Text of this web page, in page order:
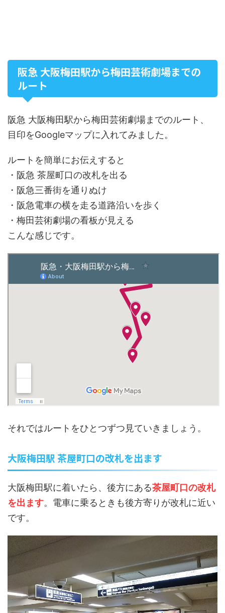
阪急 大阪梅田駅から梅田芸術劇場までの
ルート
阪急 大阪梅田駅から梅田芸術劇場までのルート、
目印をGoogleマップに入れてみました。
ルートを簡単にお伝えすると
・阪急 茶屋町口の改札を出る
・阪急三番街を通りぬけ
・阪急電車の横を走る道路沿いを歩く
・梅田芸術劇場の看板が見える
こんな感じです。
それではルートをひとつずつ見ていきましょう。
大阪梅田駅 茶屋町口の改札を出ます
大阪梅田駅に着いたら、後方にある茶屋町口の改札
を出ます。電車に乗るときも後方寄りが改札に近い
です。